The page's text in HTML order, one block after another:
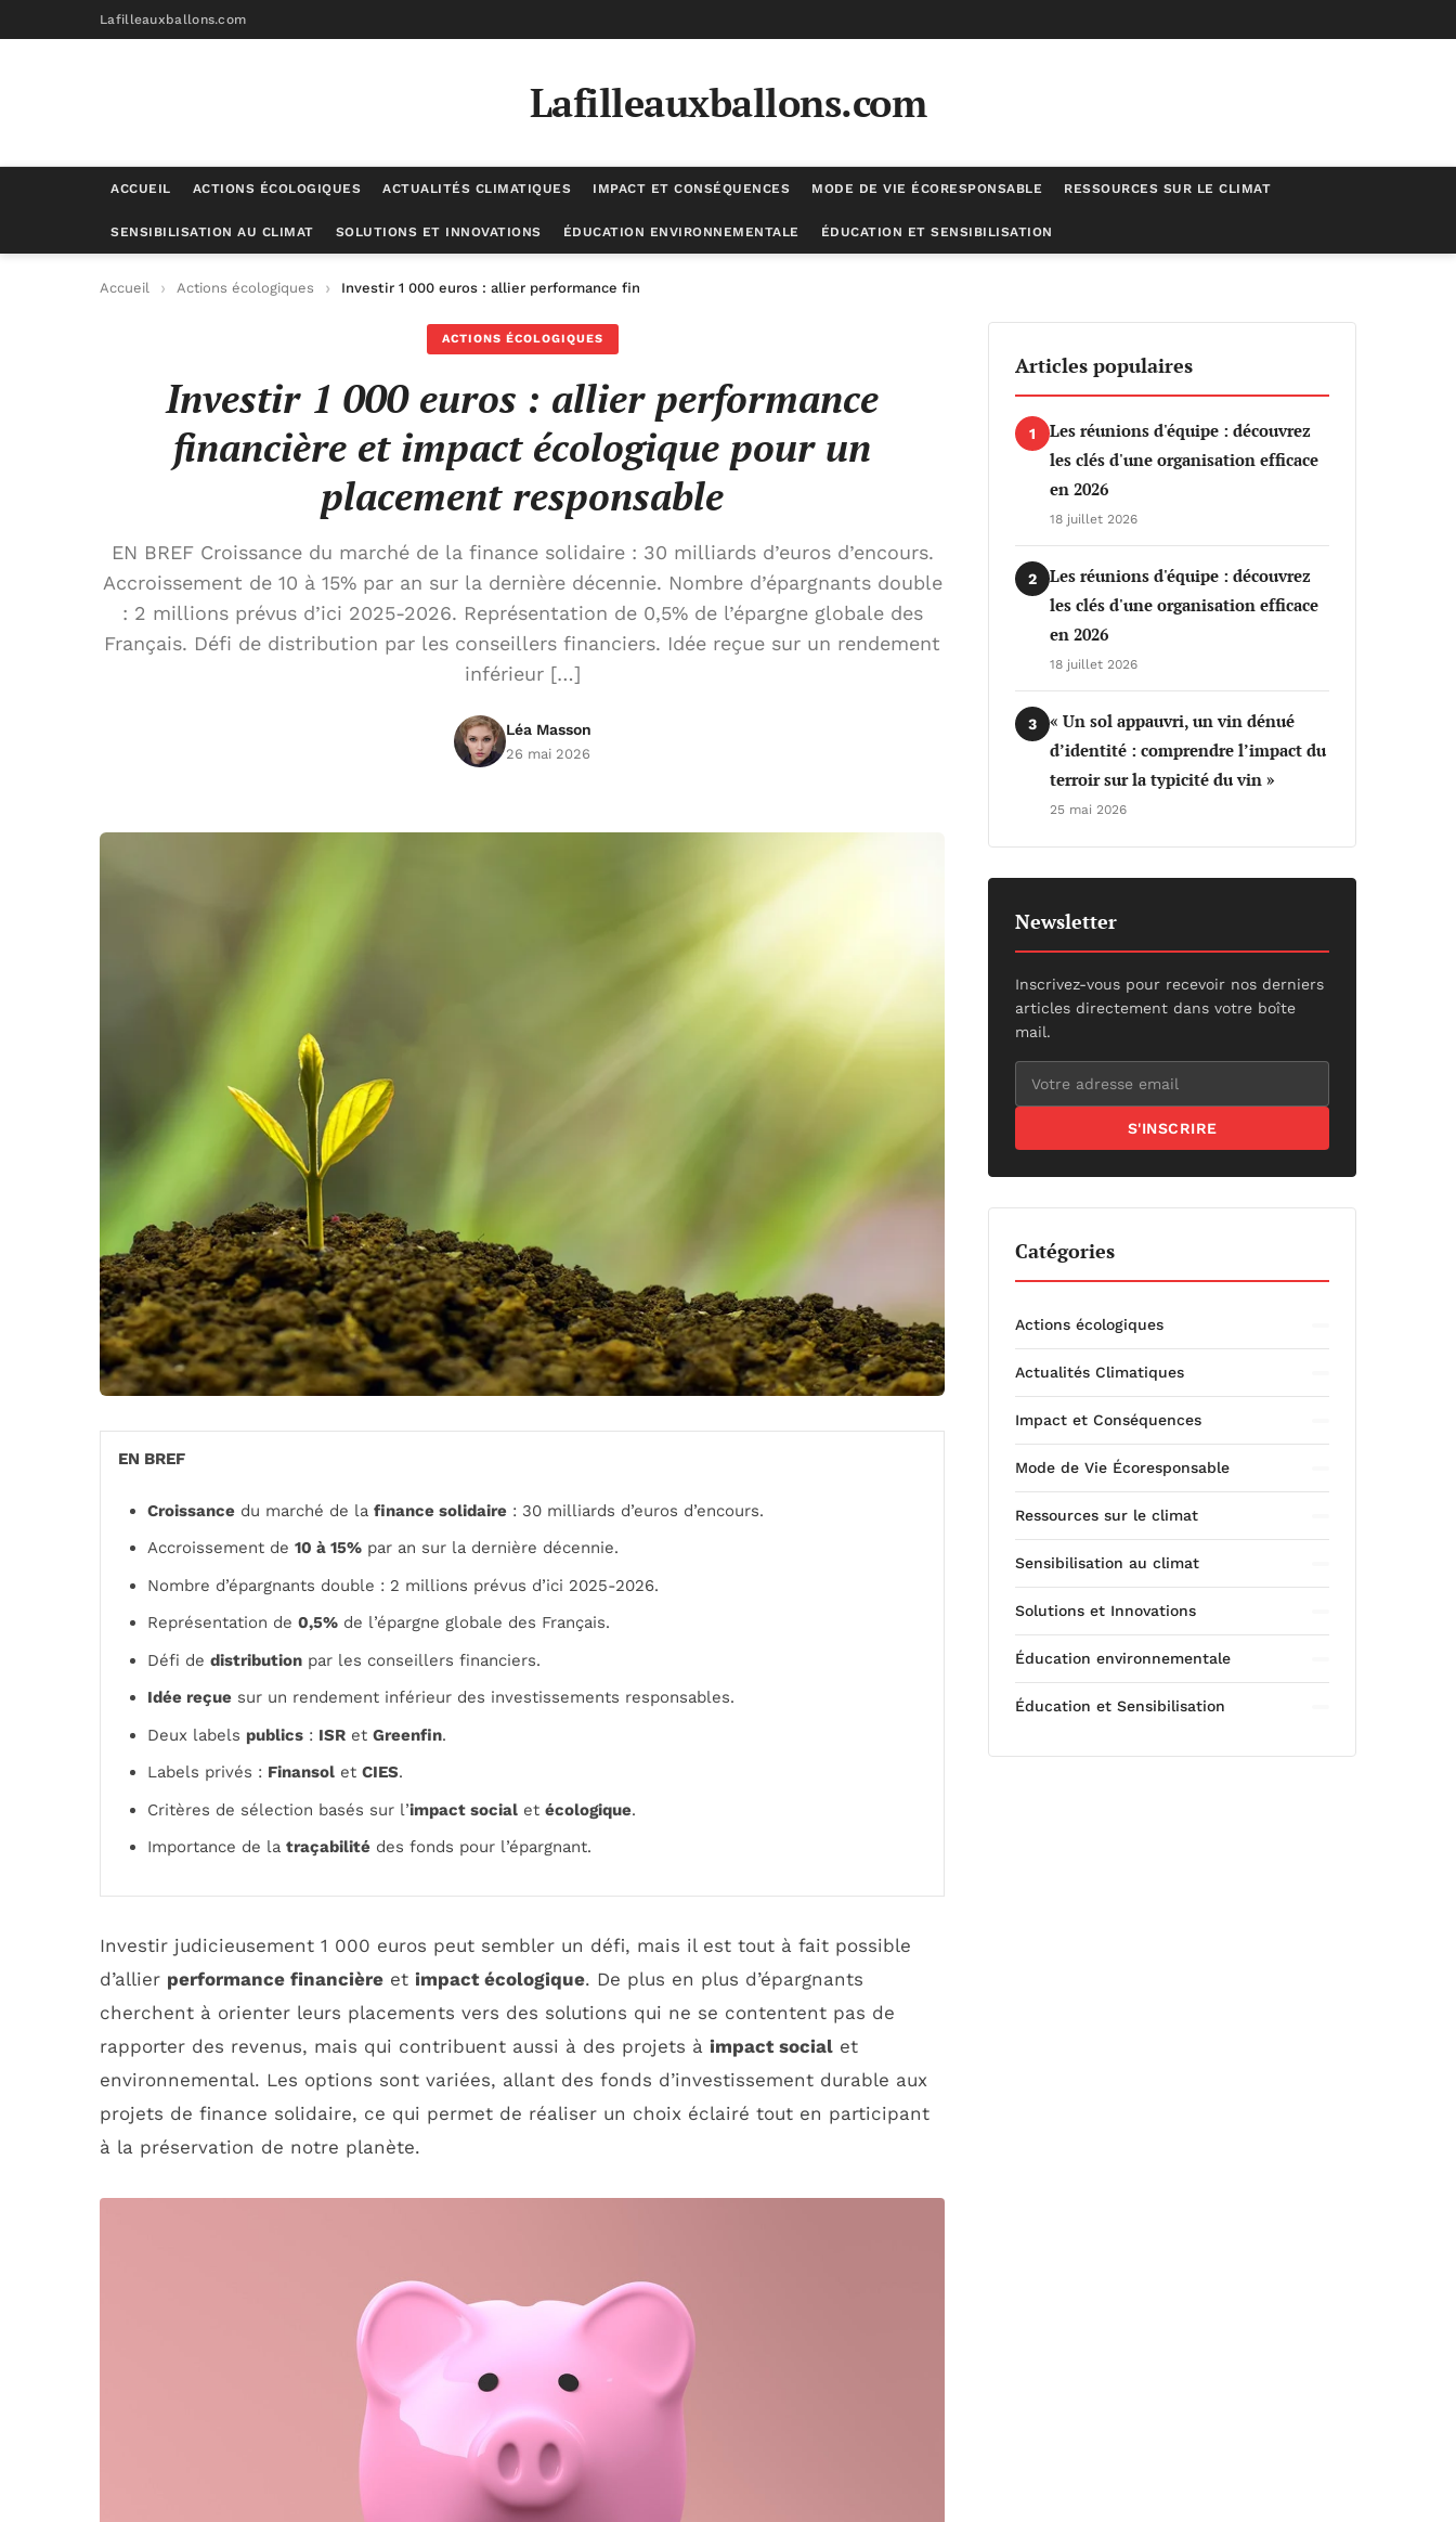
Lafilleauxballons.com
Lafilleauxballons.com
ACCUEIL ACTIONS ÉCOLOGIQUES ACTUALITÉS CLIMATIQUES IMPACT ET CONSÉQUENCES MODE DE VIE ÉCORESPONSABLE RESSOURCES SUR LE CLIMAT
SENSIBILISATION AU CLIMAT SOLUTIONS ET INNOVATIONS ÉDUCATION ENVIRONNEMENTALE ÉDUCATION ET SENSIBILISATION
Accueil Actions écologiques Investir 1 000 euros : allier performance financière et impact écologique pour un placement responsable
ACTIONS ÉCOLOGIQUES
Investir 1 000 euros : allier performance
financière et impact écologique pour un
placement responsable
EN BREF Croissance du marché de la finance solidaire : 30 milliards d’euros d’encours.
Accroissement de 10 à 15% par an sur la dernière décennie. Nombre d’épargnants double
: 2 millions prévus d’ici 2025-2026. Représentation de 0,5% de l’épargne globale des
Français. Défi de distribution par les conseillers financiers. Idée reçue sur un rendement
inférieur […]
Léa Masson
26 mai 2026
EN BREF
Croissance du marché de la finance solidaire : 30 milliards d’euros d’encours.
Accroissement de 10 à 15% par an sur la dernière décennie.
Nombre d’épargnants double : 2 millions prévus d’ici 2025-2026.
Représentation de 0,5% de l’épargne globale des Français.
Défi de distribution par les conseillers financiers.
Idée reçue sur un rendement inférieur des investissements responsables.
Deux labels publics : ISR et Greenfin.
Labels privés : Finansol et CIES.
Critères de sélection basés sur l’impact social et écologique.
Importance de la traçabilité des fonds pour l’épargnant.
Investir judicieusement 1 000 euros peut sembler un défi, mais il est tout à fait possible
d’allier performance financière et impact écologique. De plus en plus d’épargnants
cherchent à orienter leurs placements vers des solutions qui ne se contentent pas de
rapporter des revenus, mais qui contribuent aussi à des projets à impact social et
environnemental. Les options sont variées, allant des fonds d’investissement durable aux
projets de finance solidaire, ce qui permet de réaliser un choix éclairé tout en participant
à la préservation de notre planète.
Articles populaires
1
Les réunions d'équipe : découvrez
les clés d'une organisation efficace
en 2026
18 juillet 2026
2
Les réunions d'équipe : découvrez
les clés d'une organisation efficace
en 2026
18 juillet 2026
3
« Un sol appauvri, un vin dénué
d’identité : comprendre l’impact du
terroir sur la typicité du vin »
25 mai 2026
Newsletter
Inscrivez-vous pour recevoir nos derniers
articles directement dans votre boîte
mail.
S'INSCRIRE
Catégories
Actions écologiques
Actualités Climatiques
Impact et Conséquences
Mode de Vie Écoresponsable
Ressources sur le climat
Sensibilisation au climat
Solutions et Innovations
Éducation environnementale
Éducation et Sensibilisation